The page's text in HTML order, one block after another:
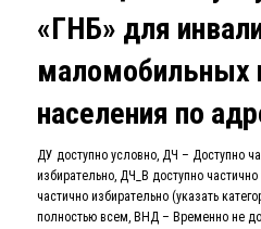
«ГНБ» для
маломобильных
населения по
ДУ доступно условно, ДЧ – Доступно
избирательно, ДЧ_В доступно
частично избирательно (указать
полностью всем, ВНД – Временно не